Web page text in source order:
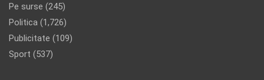
Pe surse (245)
Politica (1,726)
Publicitate (109)
Sport (537)